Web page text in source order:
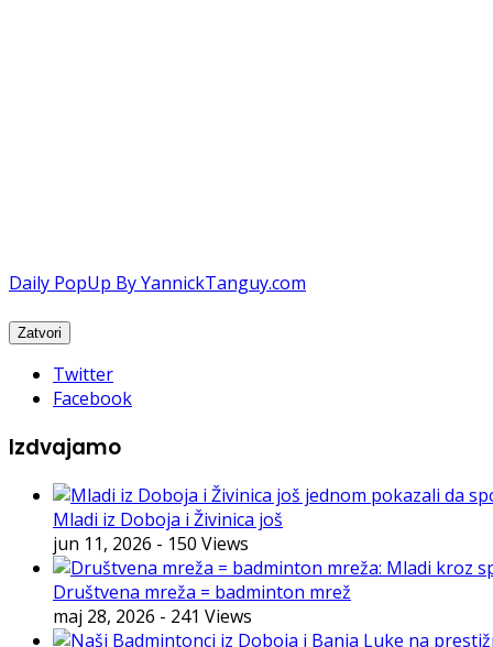
Daily PopUp By YannickTanguy.com
Twitter
Facebook
Izdvajamo
Mladi iz Doboja i Živinica još
jun 11, 2026 - 150 Views
Društvena mreža = badminton mrež
maj 28, 2026 - 241 Views